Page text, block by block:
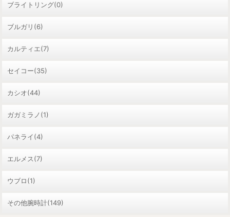
ブライトリング(0)
ブルガリ(6)
カルティエ(7)
セイコー(35)
カシオ(44)
ガガミラノ(1)
パネライ(4)
エルメス(7)
ウブロ(1)
その他腕時計(149)